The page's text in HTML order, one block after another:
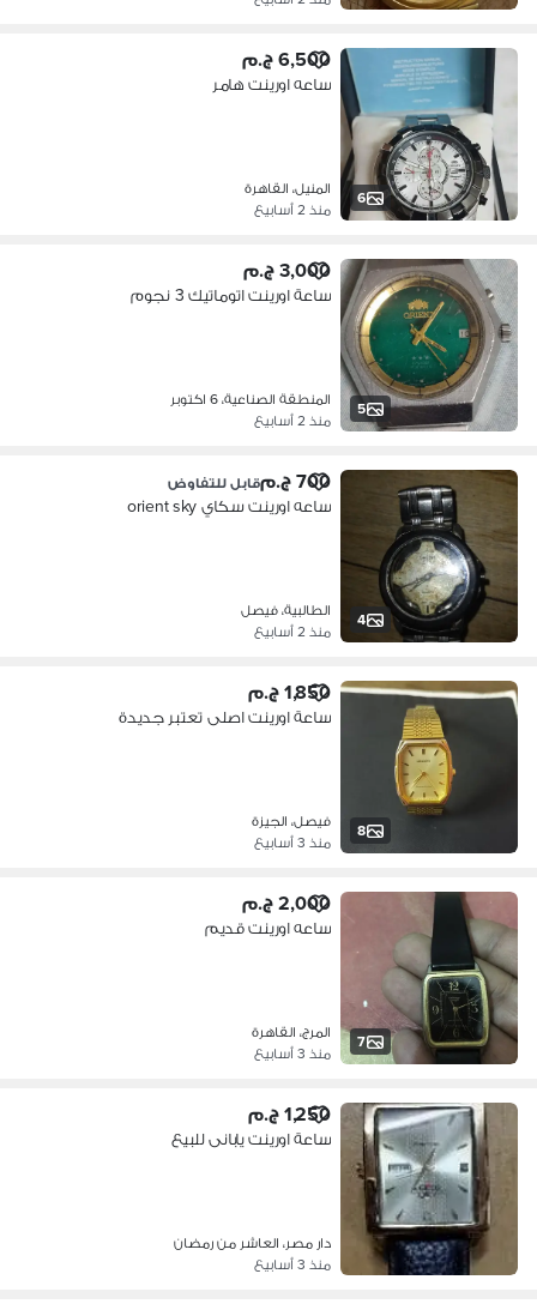
6
6,500 ج.م
ساعه اورينت هامر
المنيل، القاهرة
منذ 2 أسابيع
5
3,000 ج.م
ساعة اورينت اتوماتيك 3 نجوم
المنطقة الصناعية، 6 اكتوبر
منذ 2 أسابيع
4
700 ج.م قابل للتفاوض
ساعه اورينت سكاي orient sky
الطالبية، فيصل
منذ 2 أسابيع
8
1,850 ج.م
ساعة اورينت اصلى تعتبر جديدة
فيصل، الجيزة
منذ 3 أسابيع
7
2,000 ج.م
ساعه اورينت قديم
المرج، القاهرة
منذ 3 أسابيع
1,250 ج.م
ساعة اورينت يابانى للبيع
دار مصر، العاشر من رمضان
منذ 3 أسابيع